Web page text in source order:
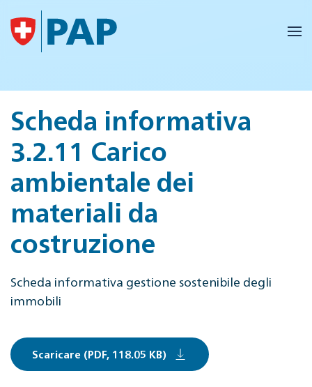
Skip to main content
Scheda informativa
3.2.11 Carico
ambientale dei
materiali da
costruzione
Scheda informativa gestione sostenibile degli
immobili
Scaricare (PDF, 118.05 KB)